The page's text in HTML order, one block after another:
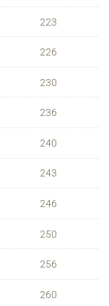
223
226
230
236
240
243
246
250
256
260